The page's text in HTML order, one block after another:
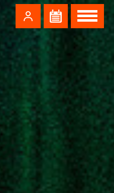
Zum Footer springen